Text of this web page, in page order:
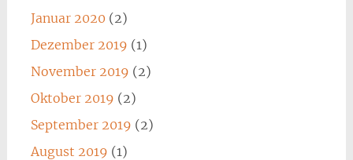
Januar 2020 (2)
Dezember 2019 (1)
November 2019 (2)
Oktober 2019 (2)
September 2019 (2)
August 2019 (1)